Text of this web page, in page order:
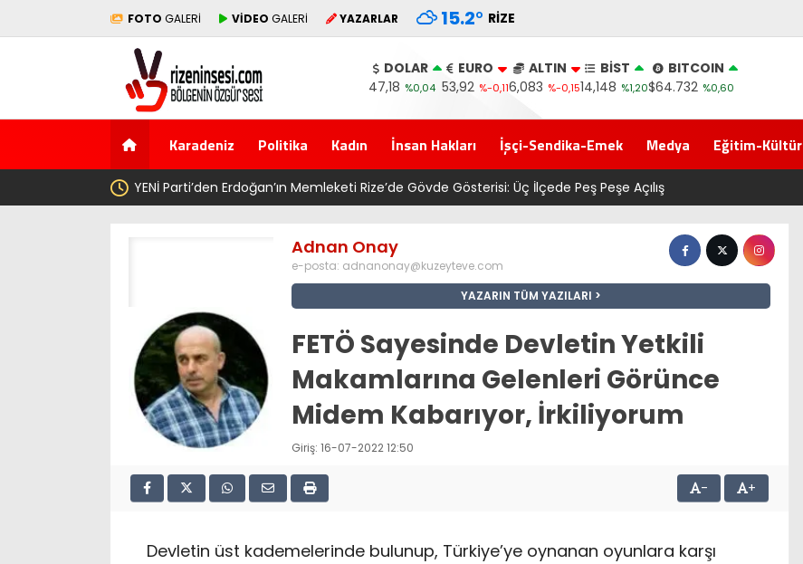
FOTO GALERİ VİDEO GALERİ YAZARLAR 15.2° RIZE
DOLAR
47,18 %0,04
EURO
53,92 %-0,11
ALTIN
6,083 %-0,15
BİST
14,148 %1,20
BITCOIN
$64.732 %0,60
Karadeniz Politika Kadın İnsan Hakları İşçi-Sendika-Emek Medya Eğitim-Kültür
YENİ Parti’den Erdoğan’ın Memleketi Rize’de Gövde Gösterisi: Üç İlçede Peş Peşe Açılış
Adnan Onay
e-posta: adnanonay@kuzeyteve.com
YAZARIN TÜM YAZILARI
FETÖ Sayesinde Devletin Yetkili
Makamlarına Gelenleri Görünce
Midem Kabarıyor, İrkiliyorum
Giriş: 16-07-2022 12:50
- +
Devletin üst kademelerinde bulunup, Türkiye’ye oynanan oyunlara karşı